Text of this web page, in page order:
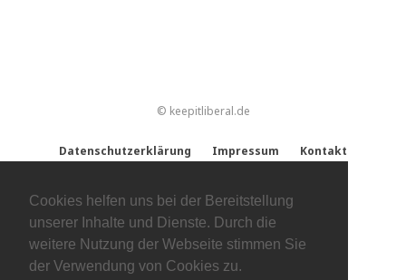
Cookies helfen uns bei der Bereitstellung
unserer Inhalte und Dienste. Durch die
weitere Nutzung der Webseite stimmen Sie
der Verwendung von Cookies zu.
© keepitliberal.de
Datenschutzerklärung Impressum Kontakt